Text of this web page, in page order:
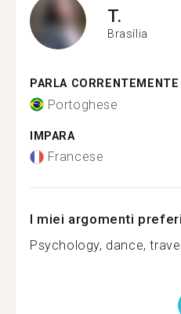
T.
Brasília
PARLA CORRENTEMENTE
Portoghese
IMPARA
Francese
I miei argomenti
Psychology, dance,